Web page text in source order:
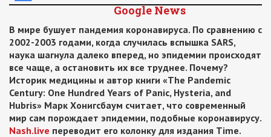
Google News
В мире бушует пандемия коронавируса. По сравнению с
2002-2003 годами, когда случилась вспышка SARS,
наука шагнула далеко вперед, но эпидемии происходят
все чаще, а остановить их все труднее. Почему?
Историк медицины и автор книги «The Pandemic
Century: One Hundred Years of Panic, Hysteria, and
Hubris» Марк Хонигсбаум считает, что современный
мир сам порождает эпидемии, подобные коронавирусу.
Nash.live переводит его колонку для издания Time.